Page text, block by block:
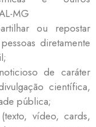
MG
ou repostar
diretamente
de caráter
científica,
pública;
vídeo, cards,